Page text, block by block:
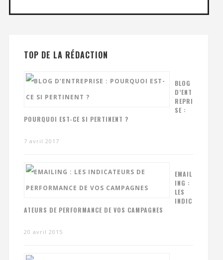
TOP DE LA RÉDACTION
BLOG
D’ENT
REPRI
SE :
POURQUOI EST-CE SI PERTINENT ?
7 avril 2017
EMAIL
ING :
LES
INDIC
ATEURS DE PERFORMANCE DE VOS CAMPAGNES
20 avril 2015